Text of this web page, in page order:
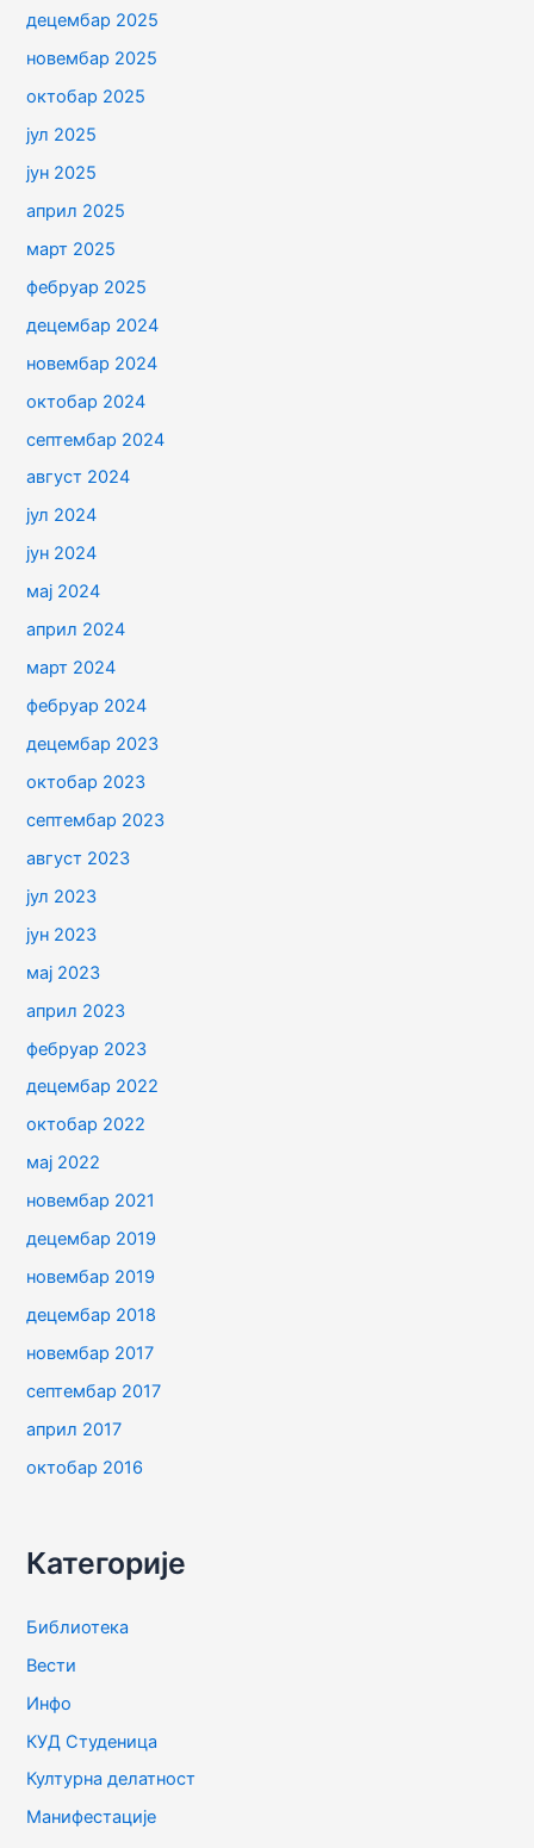
децембар 2025
новембар 2025
октобар 2025
јул 2025
јун 2025
април 2025
март 2025
фебруар 2025
децембар 2024
новембар 2024
октобар 2024
септембар 2024
август 2024
јул 2024
јун 2024
мај 2024
април 2024
март 2024
фебруар 2024
децембар 2023
октобар 2023
септембар 2023
август 2023
јул 2023
јун 2023
мај 2023
април 2023
фебруар 2023
децембар 2022
октобар 2022
мај 2022
новембар 2021
децембар 2019
новембар 2019
децембар 2018
новембар 2017
септембар 2017
април 2017
октобар 2016
Категорије
Библиотека
Вести
Инфо
КУД Студеница
Културна делатност
Манифестације